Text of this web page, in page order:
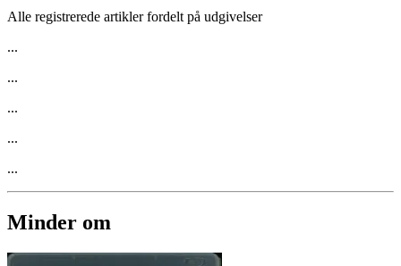
Alle registrerede artikler fordelt på udgivelser
...
...
...
...
...
Minder om